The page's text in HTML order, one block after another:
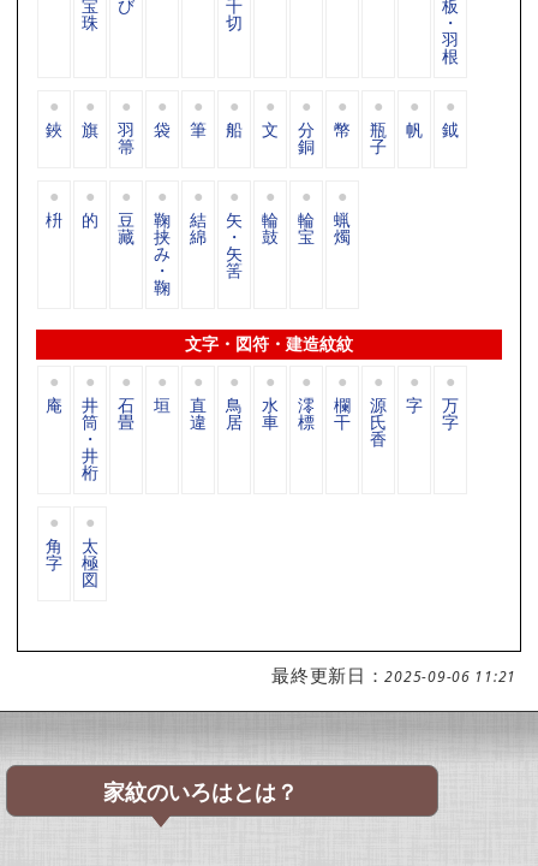
宝
珠
び 千
切
板
・
羽
根
鋏 旗 羽
箒
袋 筆 船 文 分
銅
幣 瓶
子
帆 鉞
枡 的 豆
藏
鞠
挟
み
・
鞠
結
綿
矢
・
矢
筈
輪
鼓
輪
宝
蝋
燭
文字・図符・建造紋紋
庵 井
筒
・
井
桁
石
畳
垣 直
違
鳥
居
水
車
澪
標
欄
干
源
氏
香
字 万
字
角
字
太
極
図
最終更新日：2025-09-06 11:21
家紋のいろはとは？